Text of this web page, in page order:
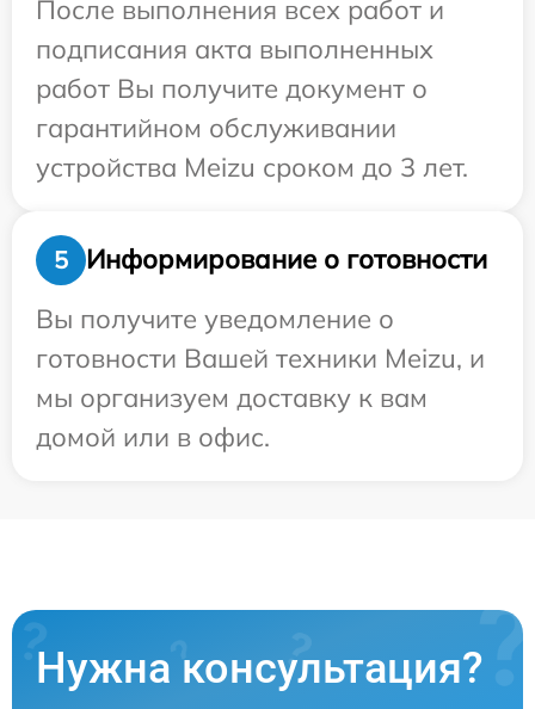
После выполнения всех работ и
подписания акта выполненных
работ Вы получите документ о
гарантийном обслуживании
устройства Meizu сроком до 3 лет.
5
Информирование о готовности
Вы получите уведомление о
готовности Вашей техники Meizu, и
мы организуем доставку к вам
домой или в офис.
Нужна консультация?